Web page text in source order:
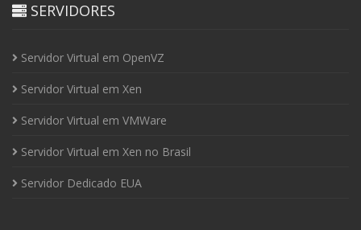
SERVIDORES
Servidor Virtual em OpenVZ
Servidor Virtual em Xen
Servidor Virtual em VMWare
Servidor Virtual em Xen no Brasil
Servidor Dedicado EUA